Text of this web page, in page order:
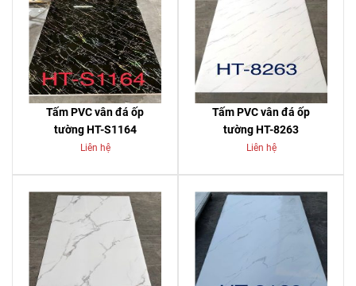
Tấm PVC vân đá ốp
tường HT-S1164
Liên hệ
Tấm PVC vân đá ốp
tường HT-8263
Liên hệ